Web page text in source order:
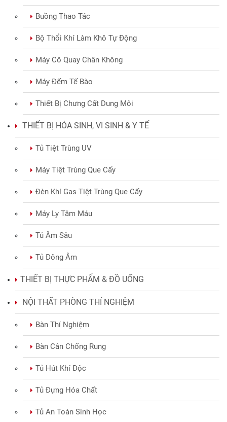
Buồng Thao Tác
Bộ Thổi Khí Làm Khô Tự Động
Máy Cô Quay Chân Không
Máy Đếm Tế Bào
Thiết Bị Chưng Cất Dung Môi
THIẾT BỊ HÓA SINH, VI SINH & Y TẾ
Tủ Tiệt Trùng UV
Máy Tiệt Trùng Que Cấy
Đèn Khí Gas Tiệt Trùng Que Cấy
Máy Ly Tâm Máu
Tủ Âm Sâu
Tủ Đông Âm
THIẾT BỊ THỰC PHẨM & ĐỒ UỐNG
NỘI THẤT PHÒNG THÍ NGHIỆM
Bàn Thí Nghiệm
Bàn Cân Chống Rung
Tủ Hút Khí Độc
Tủ Đựng Hóa Chất
Tủ An Toàn Sinh Học